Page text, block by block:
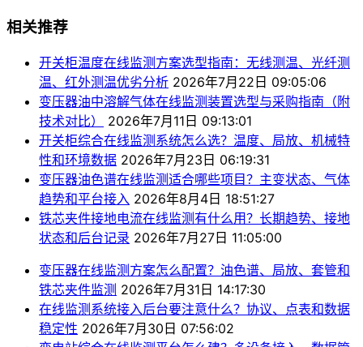
相关推荐
开关柜温度在线监测方案选型指南：无线测温、光纤测
温、红外测温优劣分析 2026年7月22日 09:05:06
变压器油中溶解气体在线监测装置选型与采购指南（附
技术对比）
2026年7月11日 09:13:01
开关柜综合在线监测系统怎么选？温度、局放、机械特
性和环境数据 2026年7月23日 06:19:31
变压器油色谱在线监测适合哪些项目？主变状态、气体
趋势和平台接入 2026年8月4日 18:51:27
铁芯夹件接地电流在线监测有什么用？长期趋势、接地
状态和后台记录 2026年7月27日 11:05:00
变压器在线监测方案怎么配置？油色谱、局放、套管和
铁芯夹件监测 2026年7月31日 14:17:30
在线监测系统接入后台要注意什么？协议、点表和数据
稳定性 2026年7月30日 07:56:02